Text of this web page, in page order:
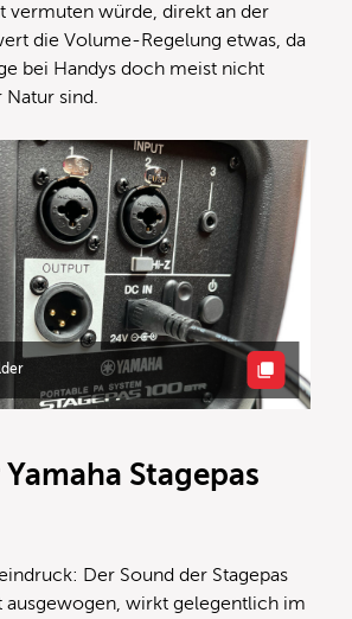
vermuten würde, direkt an der
die Volume-Regelung etwas, da
bei Handys doch meist nicht
Natur sind.
Stagepas
Der Sound der Stagepas
ausgewogen, wirkt gelegentlich im